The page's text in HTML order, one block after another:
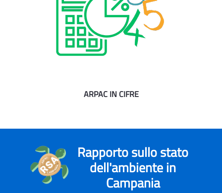
ARPAC IN CIFRE
Rapporto sullo stato
dell'ambiente in
Campania